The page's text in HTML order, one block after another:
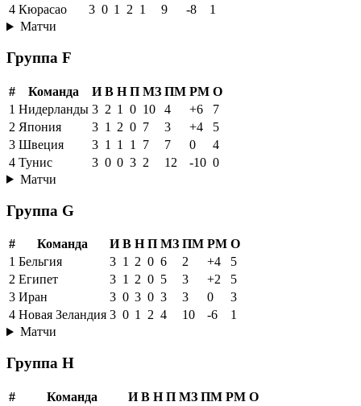
4 Кюрасао 3 0 1 2 1 9 -8
1
Матчи
Группа F
# Команда И В Н П МЗ ПМ РМ О
1 Нидерланды 3 2 1 0 10 4 +6
7
2 Япония 3 1 2 0 7 3 +4
5
3 Швеция 3 1 1 1 7 7 0
4
4 Тунис 3 0 0 3 2 12 -10 0
Матчи
Группа G
# Команда И В Н П МЗ ПМ РМ О
1 Бельгия 3 1 2 0 6 2 +4
5
2 Египет 3 1 2 0 5 3 +2
5
3 Иран 3 0 3 0 3 3 0
3
4 Новая Зеландия 3 0 1 2 4 10 -6
1
Матчи
Группа H
# Команда И В Н П МЗ ПМ РМ О